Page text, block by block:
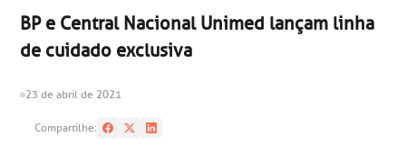
CONSULTAS E EXAMES
ATENDIMENTO 24H
CONHEÇA AS UNIDADES
INSTITUCIONAL
NOSSOS SERVIÇOS
INFORMAÇÕES ÚTEIS
ESPECIALIDADES
BP e Central Nacional Unimed lançam linha
de cuidado exclusiva
23 de abril de 2021
Compartilhe: